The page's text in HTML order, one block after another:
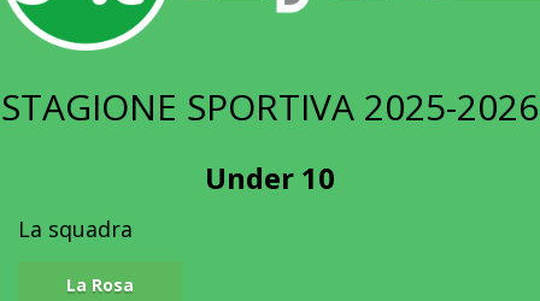
STAGIONE SPORTIVA 2025-2026
Under 10
La squadra
La Rosa